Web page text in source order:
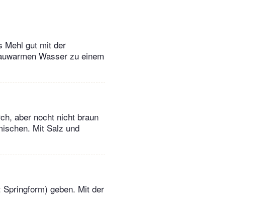
Mehl gut mit der
Wasser zu einem
aber nocht nicht braun
Mit Salz und
geben. Mit der